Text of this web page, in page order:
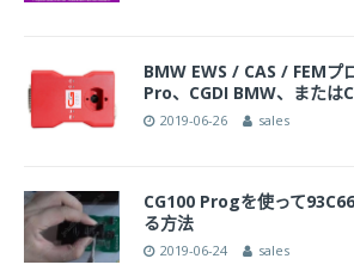
BMW EWS / CAS / FEMプ
Pro、CGDI BMW、または
2019-06-26 sales
CG100 Progを使って
る方法
2019-06-24 sales